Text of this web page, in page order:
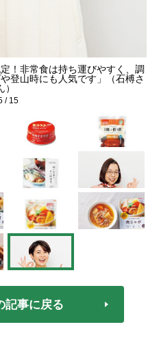
！非常食は持ち運びやすく、調
登山時にも人気です」（石榑さ
）
/ 15
記事に戻る